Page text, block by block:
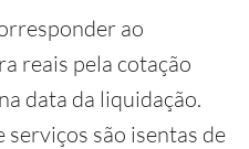
ao
reais pela cotação
data da liquidação.
serviços são isentas de